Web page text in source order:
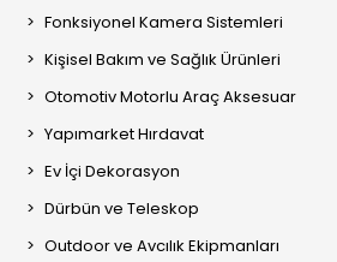
Fonksiyonel Kamera Sistemleri
Kişisel Bakım ve Sağlık Ürünleri
Otomotiv Motorlu Araç Aksesuar
Yapımarket Hırdavat
Ev İçi Dekorasyon
Dürbün ve Teleskop
Outdoor ve Avcılık Ekipmanları